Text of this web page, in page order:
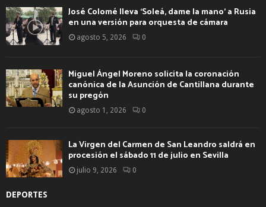
José Colomé lleva ‘Soleá, dame la mano’ a Rusia
en una versión para orquesta de cámara
agosto 5, 2026 0
Miguel Ángel Moreno solicita la coronación
canónica de la Asunción de Cantillana durante
su pregón
agosto 1, 2026 0
La Virgen del Carmen de San Leandro saldrá en
procesión el sábado 11 de julio en Sevilla
julio 9, 2026 0
DEPORTES